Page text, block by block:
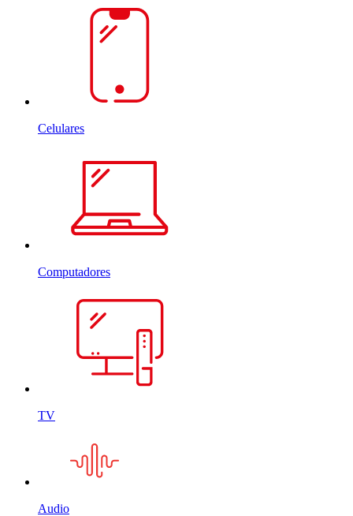
Celulares
Computadores
TV
Audio